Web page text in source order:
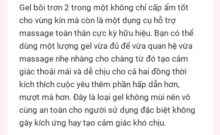
Gel bôi trơn 2 trong một không chỉ cấp ẩm tốt
cho vùng kín mà còn là một dụng cụ hỗ trợ
massage toàn thân cực kỳ hữu hiệu. Bạn có thể
dùng một lượng gel vừa đủ để vừa quan hệ vừa
massage nhẹ nhàng cho chàng từ đó tạo cảm
giác thoải mái và dễ chịu cho cả hai đồng thời
kích thích cuộc yêu thêm phần hấp dẫn hơn,
mượt mà hơn. Đây là loại gel không mùi nên vô
cùng an toàn cho người sử dụng đặc biệt không
gây kích ứng hay tạo cảm giác khó chịu.